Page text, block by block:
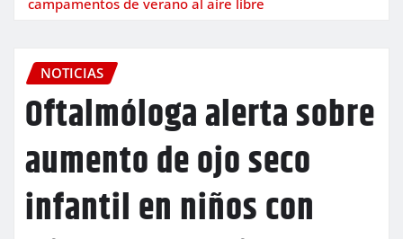
NOTICIAS
Oftalmóloga alerta sobre
aumento de ojo seco
infantil en niños con